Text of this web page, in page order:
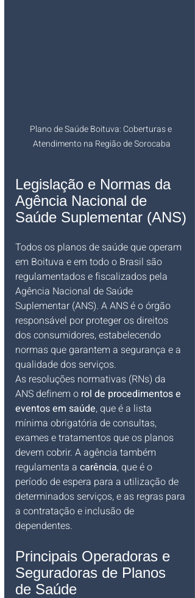
Plano de Saúde Boituva: Coberturas e
Atendimento na Região de Sorocaba
Legislação e Normas da
Agência Nacional de
Saúde Suplementar (ANS)
Todos os planos de saúde que operam
em Boituva e em todo o Brasil são
regulamentados e fiscalizados pela
Agência Nacional de Saúde
Suplementar (ANS). A ANS é o órgão
responsável por proteger os direitos
dos consumidores, estabelecendo
normas que garantem a segurança e a
qualidade dos serviços.
As resoluções normativas (RNs) da
ANS definem o rol de procedimentos e
eventos em saúde, que é a lista
mínima obrigatória de consultas,
exames e tratamentos que os planos
devem cobrir. A agência também
regulamenta a carência, que é o
período de espera para a utilização de
determinados serviços, e as regras para
a contratação e inclusão de
dependentes.
Principais Operadoras e
Seguradoras de Planos
de Saúde